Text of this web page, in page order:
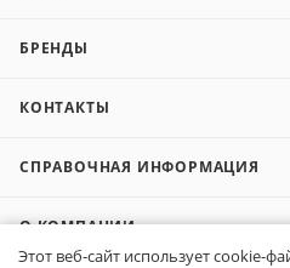
БРЕНДЫ
КОНТАКТЫ
СПРАВОЧНАЯ ИНФОРМАЦИЯ
О КОМПАНИИ
Этот веб-сайт использует cookie-